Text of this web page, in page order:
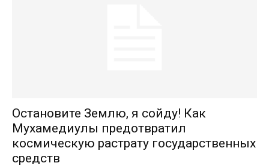
Остановите Землю, я сойду! Как
Мухамедиулы предотвратил
космическую растрату государственных
средств